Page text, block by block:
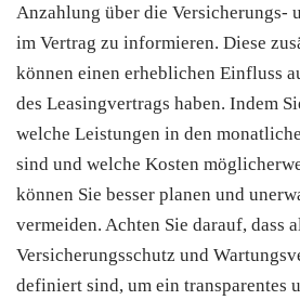
Anzahlung über die Versicherungs-
im Vertrag zu informieren. Diese
können einen erheblichen Einfluss
des Leasingvertrags haben. Indem
welche Leistungen in den
sind und welche Kosten
können Sie besser planen und
vermeiden. Achten Sie darauf, dass
Versicherungsschutz und
definiert sind, um ein transparentes